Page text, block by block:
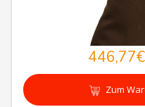
446,77€
Zum